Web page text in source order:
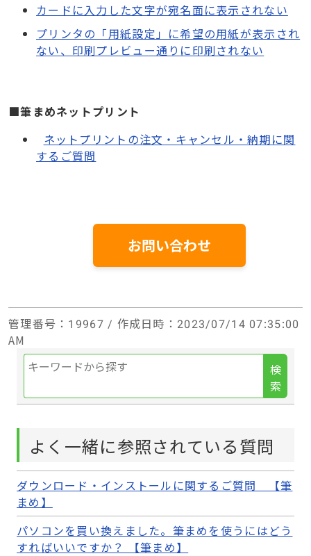
カードに入力した文字が宛名面に表示されない
プリンタの「用紙設定」に希望の用紙が表示され
ない、印刷プレビュー通りに印刷されない
■筆まめネットプリント
ネットプリントの注文・キャンセル・納期に関
するご質問
お問い合わせ
管理番号 ：19967 / 作成日時 ：2023/07/14 07:35:00
AM
検
索
よく一緒に参照されている質問
ダウンロード・インストールに関するご質問 【筆
まめ】
パソコンを買い換えました。筆まめを使うにはどう
すればいいですか？ 【筆まめ】